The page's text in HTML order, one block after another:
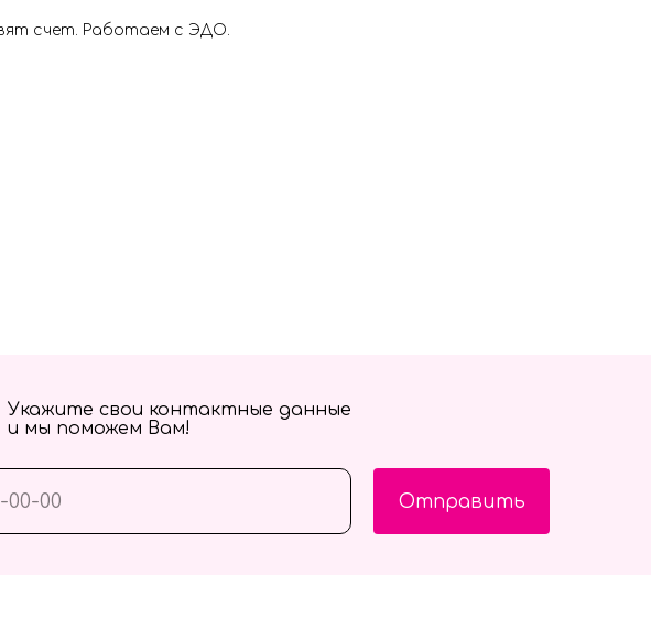
счет. Работаем с ЭДО.
Отправить
Укажите свои контактные данные
и мы поможем Вам!